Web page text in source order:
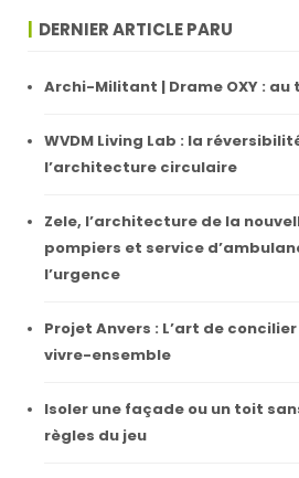
DERNIER ARTICLE PARU
Archi-Militant | Drame OXY : au
WVDM Living Lab : la
l’architecture circulaire
Zele, l’architecture de la
pompiers et service
l’urgence
Projet Anvers : L’art de
vivre-ensemble
Isoler une façade ou un toit
règles du jeu